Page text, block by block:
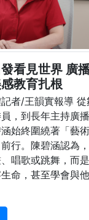
看見世界 廣
教育扎根
者/王韻實報導
，到長年主持廣
始終圍繞著「藝
行。陳碧涵認為
唱歌或跳舞，而
命，甚至學會與